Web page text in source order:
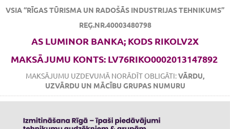
VSIA “RĪGAS TŪRISMA UN RADOŠĀS INDUSTRIJAS TEHNIKUMS”
REĢ.NR.40003480798
AS LUMINOR BANKA; KODS RIKOLV2X
MAKSĀJUMU KONTS: LV76RIKO0002013147892
MAKSĀJUMU UZDEVUMĀ NORĀDĪT OBLIGĀTI:VĀRDU,
UZVĀRDU UN MĀCĪBU GRUPAS NUMURU